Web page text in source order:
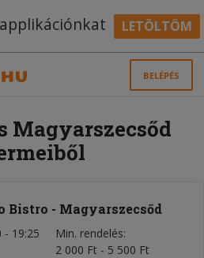
LETÖLTÖM
BELÉPÉS
Magyarszecsőd
Bistro - Magyarszecsőd
- 19:25
Min. rendelés
2 000 Ft - 5 500 Ft